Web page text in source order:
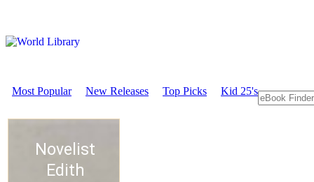
Most Popular New Releases Top Picks Kid 25's